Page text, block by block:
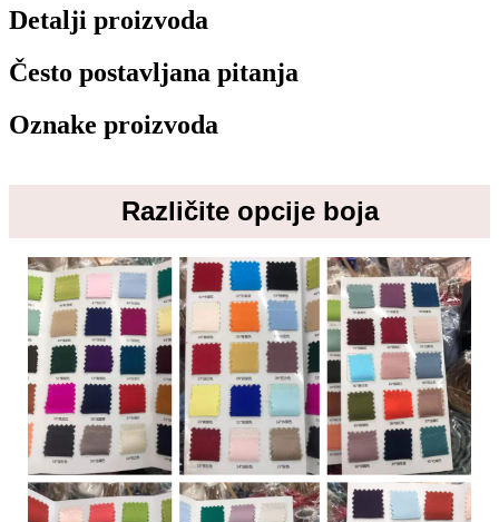
Detalji proizvoda
Često postavljana pitanja
Oznake proizvoda
Različite opcije boja